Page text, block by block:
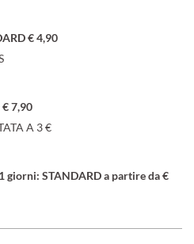
€ 4,90
€ 7,90
A 3 €
giorni: STANDARD a partire da €